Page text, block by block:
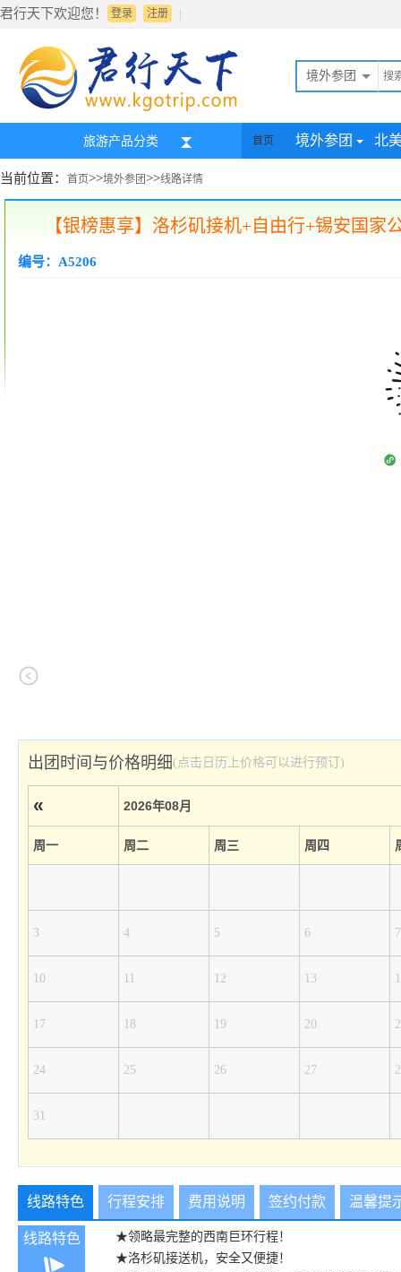
君行天下欢迎您！ 登录 |
注册
境外参团
旅游产品分类 首页 境外参团 北
当前位置： 首页>>境外参团>>线路详情
【银榜惠享】洛杉矶接机+自由行+锡安国
编号：A5206
出团时间与价格明细(点击日历上价格可以进行预订)
« 2026年08月
周一 周二 周三 周四
3 4 5 6 7
10 11 12 13
17 18 19 20
24 25 26 27
31
线路特色 行程安排 费用说明 签约付款 温馨提
线路特色
★领略最完整的西南巨环行程！
★洛杉矶接送机，安全又便捷！